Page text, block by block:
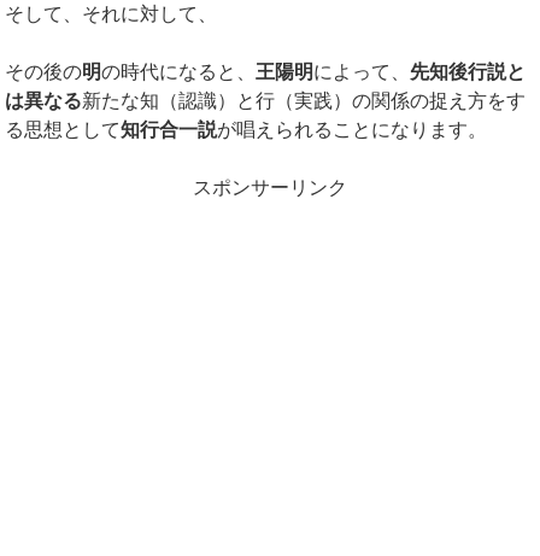
そして、それに対して、
その後の明の時代になると、 王陽明によって、 先知後行説と
は異なる新たな知（認識）と行（実践）の関係の捉え方をす
る思想として知行合一説が唱えられることになります。
スポンサーリンク